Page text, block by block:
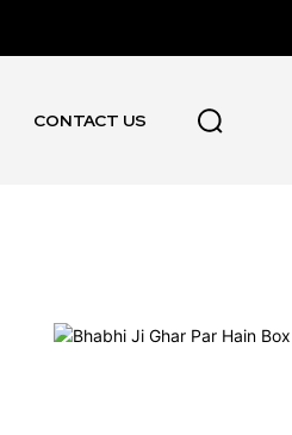
CONTACT US